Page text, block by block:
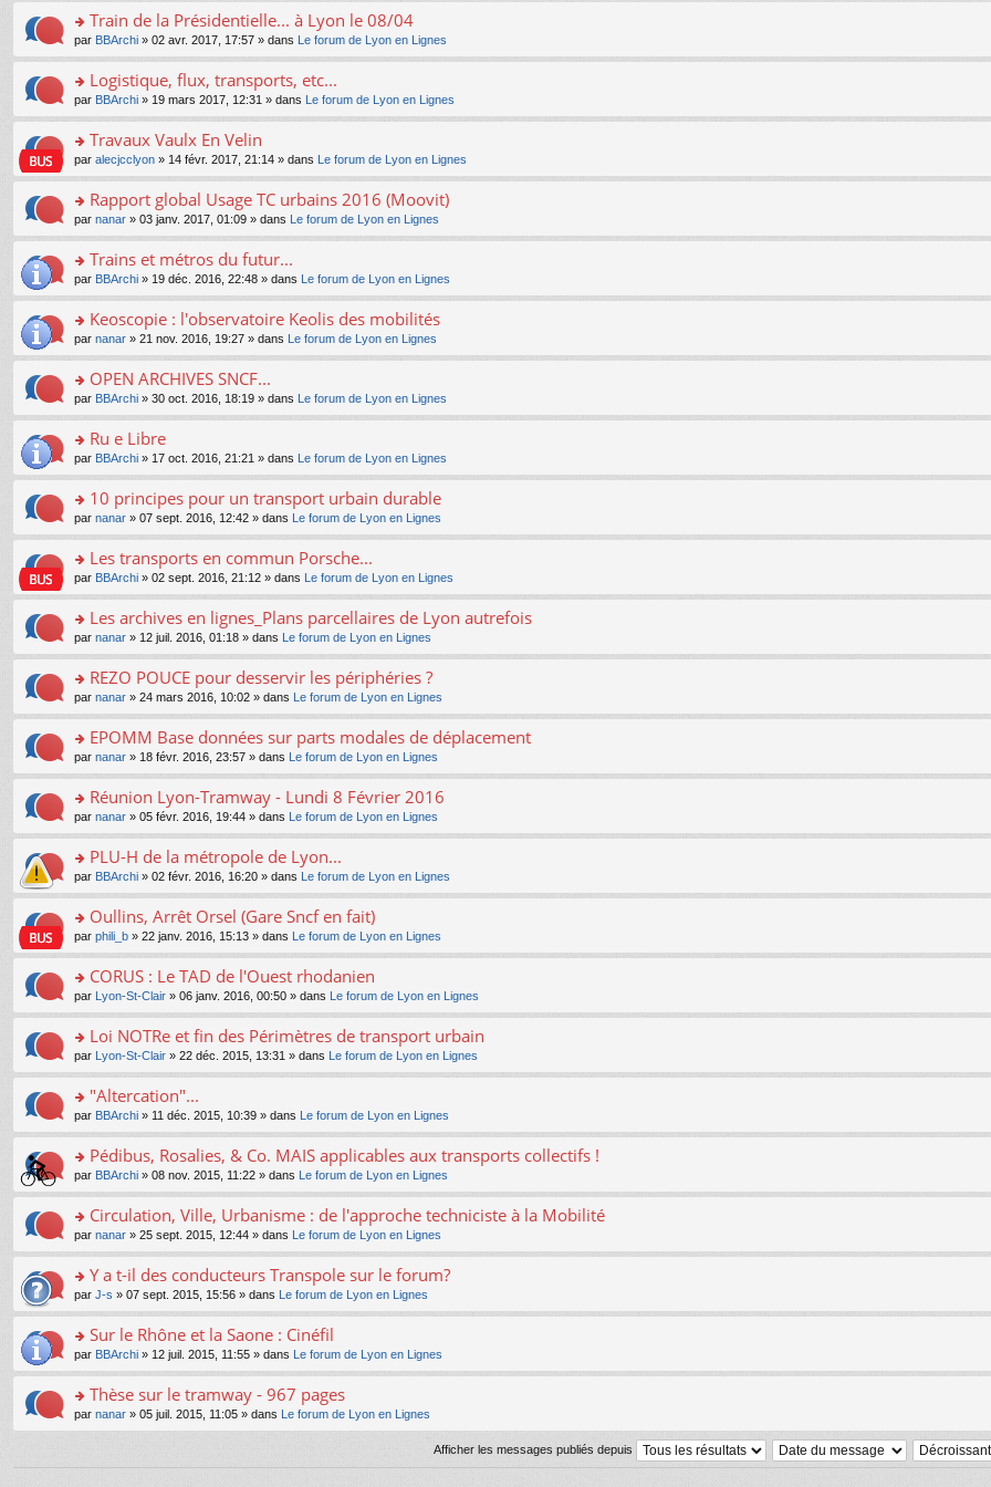
e
nt
s
ré
c
e
nt
le
pl
u
s
ré
c
e
nt
n
n
le
pl
u
s
ré
c
e
nt
a
g
e
n
n
le
pl
u
s
ré
c
e
nt
le
m
e
s
a
g
e
n
n
le
pl
u
s
ré
c
e
nt
s
ult
er
le
m
e
s
a
g
e
n
n
le
pl
u
s
ré
c
e
nt
o
n
s
ult
er
le
m
e
s
a
g
e
n
n
le
pl
u
s
ré
c
e
nt
Train de la Présidentielle... à Lyon le 08/04
par BBArchi » 02 avr. 2017, 17:57 » dans Le forum de Lyon en Lignes
o
n
s
ult
er
le
m
e
s
a
g
e
n
n
le
pl
u
s
ré
c
e
nt
Logistique, flux, transports, etc...
par BBArchi » 19 mars 2017, 12:31 » dans Le forum de Lyon en Lignes
o
n
s
ult
er
le
m
e
s
a
g
e
n
n
le
pl
u
s
ré
c
e
nt
Travaux Vaulx En Velin
par alecjcclyon » 14 févr. 2017, 21:14 » dans Le forum de Lyon en Lignes
o
n
s
ult
er
le
m
e
s
a
g
e
n
n
le
pl
u
s
ré
c
e
nt
Rapport global Usage TC urbains 2016 (Moovit)
par nanar » 03 janv. 2017, 01:09 » dans Le forum de Lyon en Lignes
o
n
s
ult
er
le
m
e
s
a
g
e
n
n
le
pl
u
s
ré
c
e
nt
Trains et métros du futur...
par BBArchi » 19 déc. 2016, 22:48 » dans Le forum de Lyon en Lignes
o
n
s
ult
er
le
m
e
s
a
g
e
n
n
le
pl
u
s
ré
c
e
nt
Keoscopie : l'observatoire Keolis des mobilités
par nanar » 21 nov. 2016, 19:27 » dans Le forum de Lyon en Lignes
o
n
s
ult
er
le
m
e
s
a
g
e
n
n
le
pl
u
s
ré
c
e
nt
OPEN ARCHIVES SNCF...
par BBArchi » 30 oct. 2016, 18:19 » dans Le forum de Lyon en Lignes
o
n
s
ult
er
le
m
e
s
a
g
e
n
n
le
pl
u
s
ré
c
e
nt
Ru e Libre
par BBArchi » 17 oct. 2016, 21:21 » dans Le forum de Lyon en Lignes
o
n
s
ult
er
le
m
e
s
a
g
e
n
n
le
pl
u
s
ré
c
e
nt
10 principes pour un transport urbain durable
par nanar » 07 sept. 2016, 12:42 » dans Le forum de Lyon en Lignes
o
n
s
ult
er
le
m
e
s
a
g
e
n
n
le
pl
u
s
ré
c
e
nt
Les transports en commun Porsche...
par BBArchi » 02 sept. 2016, 21:12 » dans Le forum de Lyon en Lignes
o
n
s
ult
er
le
m
e
s
a
g
e
n
n
le
pl
u
s
ré
c
e
nt
Les archives en lignes_Plans parcellaires de Lyon autrefois
par nanar » 12 juil. 2016, 01:18 » dans Le forum de Lyon en Lignes
o
n
s
ult
er
le
m
e
s
a
g
e
n
n
le
pl
u
s
ré
c
e
nt
REZO POUCE pour desservir les périphéries ?
par nanar » 24 mars 2016, 10:02 » dans Le forum de Lyon en Lignes
o
n
s
ult
er
le
m
e
s
a
g
e
n
n
le
pl
u
s
ré
c
e
nt
EPOMM Base données sur parts modales de déplacement
par nanar » 18 févr. 2016, 23:57 » dans Le forum de Lyon en Lignes
o
n
s
ult
er
le
m
e
s
a
g
e
n
n
le
pl
u
s
ré
c
e
nt
Réunion Lyon-Tramway - Lundi 8 Février 2016
par nanar » 05 févr. 2016, 19:44 » dans Le forum de Lyon en Lignes
o
n
s
ult
er
le
m
e
s
a
g
e
n
n
le
pl
u
s
ré
c
e
nt
PLU-H de la métropole de Lyon...
par BBArchi » 02 févr. 2016, 16:20 » dans Le forum de Lyon en Lignes
o
n
s
ult
er
le
m
e
s
a
g
e
n
n
le
pl
u
s
ré
c
e
nt
Oullins, Arrêt Orsel (Gare Sncf en fait)
par phili_b » 22 janv. 2016, 15:13 » dans Le forum de Lyon en Lignes
o
n
s
ult
er
le
m
e
s
a
g
e
n
n
le
pl
u
s
ré
c
e
nt
CORUS : Le TAD de l'Ouest rhodanien
par Lyon-St-Clair » 06 janv. 2016, 00:50 » dans Le forum de Lyon en Lignes
o
n
s
ult
er
le
m
e
s
a
g
e
n
n
le
pl
u
s
ré
c
Loi NOTRe et fin des Périmètres de transport urbain
par Lyon-St-Clair » 22 déc. 2015, 13:31 » dans Le forum de Lyon en Lignes
o
n
s
ult
er
le
m
e
s
a
g
e
n
n
le
pl
u
ré
"Altercation"...
par BBArchi » 11 déc. 2015, 10:39 » dans Le forum de Lyon en Lignes
o
n
s
ult
er
le
m
e
s
a
g
e
n
n
Pédibus, Rosalies, & Co. MAIS applicables aux transports collectifs !
par BBArchi » 08 nov. 2015, 11:22 » dans Le forum de Lyon en Lignes
o
n
s
ult
er
le
m
e
s
a
g
e
o
Circulation, Ville, Urbanisme : de l'approche techniciste à la Mobilité
par nanar » 25 sept. 2015, 12:44 » dans Le forum de Lyon en Lignes
o
n
s
ult
er
le
m
e
s
Y a t-il des conducteurs Transpole sur le forum?
par J-s » 07 sept. 2015, 15:56 » dans Le forum de Lyon en Lignes
o
n
s
ult
er
e
Sur le Rhône et la Saone : Cinéfil
par BBArchi » 12 juil. 2015, 11:55 » dans Le forum de Lyon en Lignes
o
n
ult
Thèse sur le tramway - 967 pages
par nanar » 05 juil. 2015, 11:05 » dans Le forum de Lyon en Lignes
Afficher les messages publiés depuis